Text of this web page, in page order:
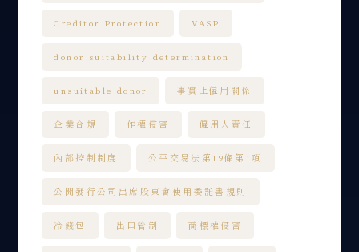
Creditor Protection VASP
donor suitability determination
unsuitable donor 事實上僱用關係
企業合規 作權侵害 僱用人責任
內部控制制度 公平交易法第19條第1項
公開發行公司出席股東會使用委託書規則
冷錢包 出口管制 商標權侵害